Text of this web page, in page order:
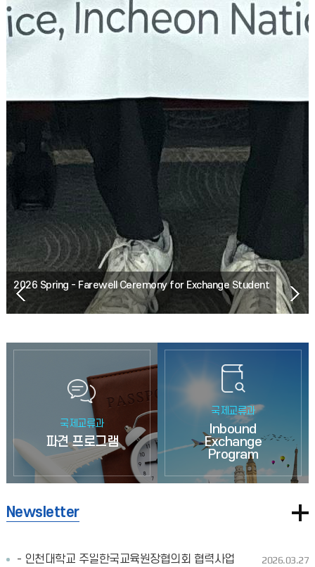
2026 Spring - Farewell Ceremony for Exchange Student
국제교류과
파견 프로그램
국제교류과
Inbound
Exchange
Program
Newsletter
- 인천대학교 주일한국교육원장협의회 협력사업 첫 결실 - 일본
2026.03.27